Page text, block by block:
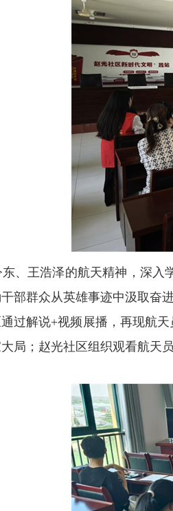
、王浩泽的航天精神，深
部群众从英雄事迹中汲取奋
过解说+视频展播，再现航
局；赵光社区组织观看航天